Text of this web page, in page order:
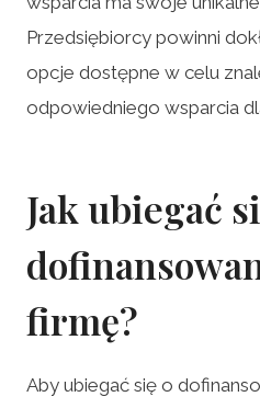
Przedsiębiorcy powinni
opcje dostępne w celu
odpowiedniego wsparcia
Jak ubiegać
firmę?
Aby ubiegać się o